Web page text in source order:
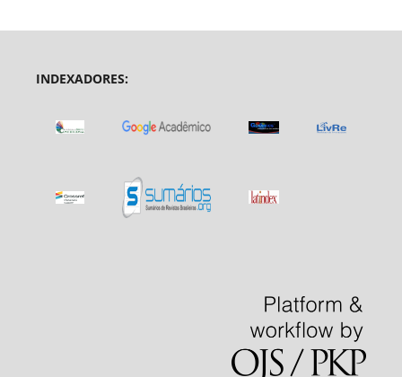
INDEXADORES: